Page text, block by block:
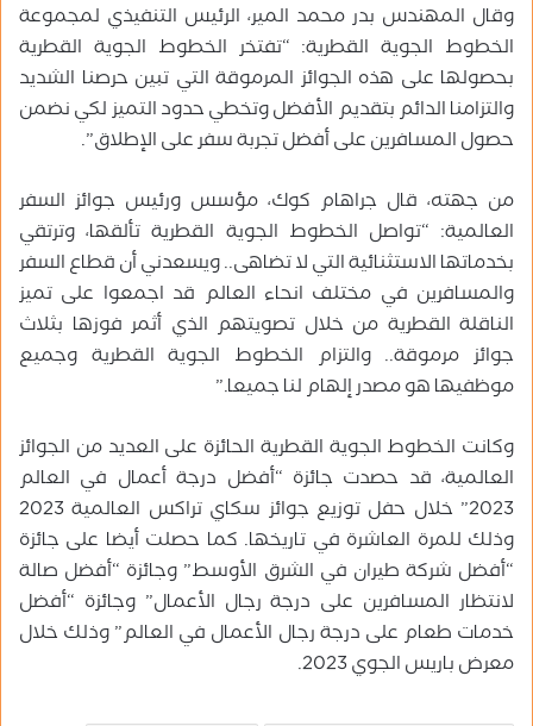
وقال المهندس بدر محمد المير، الرئيس التنفيذي لمجموعة
الخطوط الجوية القطرية: “تفتخر الخطوط الجوية القطرية
بحصولها على هذه الجوائز المرموقة التي تبين حرصنا الشديد
والتزامنا الدائم بتقديم الأفضل وتخطي حدود التميز لكي نضمن
حصول المسافرين على أفضل تجربة سفر على الإطلاق”.
من جهته، قال جراهام كوك، مؤسس ورئيس جوائز السفر
العالمية: “تواصل الخطوط الجوية القطرية تألقها، وترتقي
بخدماتها الاستثنائية التي لا تضاهى.. ويسعدني أن قطاع السفر
والمسافرين في مختلف انحاء العالم قد اجمعوا على تميز
الناقلة القطرية من خلال تصويتهم الذي أثمر فوزها بثلاث
جوائز مرموقة.. والتزام الخطوط الجوية القطرية وجميع
موظفيها هو مصدر إلهام لنا جميعا.”
وكانت الخطوط الجوية القطرية الحائزة على العديد من الجوائز
العالمية، قد حصدت جائزة “أفضل درجة أعمال في العالم
2023” خلال حفل توزيع جوائز سكاي تراكس العالمية 2023
وذلك للمرة العاشرة في تاريخها. كما حصلت أيضا على جائزة
“أفضل شركة طيران في الشرق الأوسط” وجائزة “أفضل صالة
لانتظار المسافرين على درجة رجال الأعمال” وجائزة “أفضل
خدمات طعام على درجة رجال الأعمال في العالم” وذلك خلال
معرض باريس الجوي 2023.